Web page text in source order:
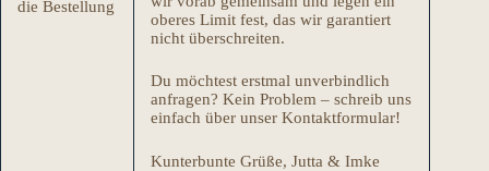
die Bestellung
oberes Limit fest, das wir garantiert
nicht überschreiten.
Du möchtest erstmal unverbindlich
anfragen? Kein Problem – schreib uns
einfach über unser Kontaktformular!
Kunterbunte Grüße, Jutta & Imke